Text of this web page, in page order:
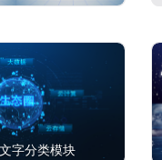
字分类模块